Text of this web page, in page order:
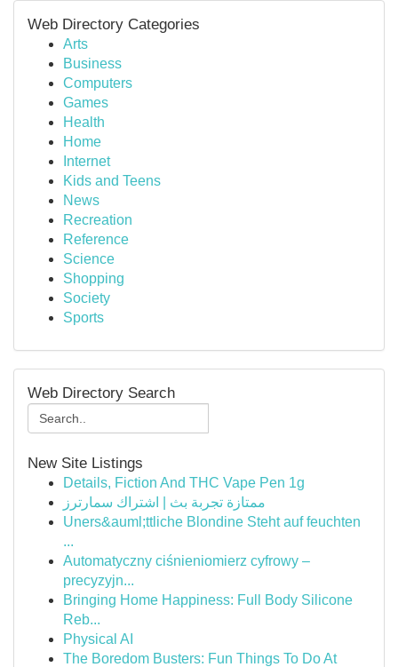
Web Directory Categories
Arts
Business
Computers
Games
Health
Home
Internet
Kids and Teens
News
Recreation
Reference
Science
Shopping
Society
Sports
Web Directory Search
New Site Listings
Details, Fiction And THC Vape Pen 1g
ممتازة تجربة بث | اشتراك سمارترز
Uners&auml;ttliche Blondine Steht auf feuchten
...
Automatyczny ciśnieniomierz cyfrowy –
precyzyjn...
Bringing Home Happiness: Full Body Silicone
Reb...
Physical AI
The Boredom Busters: Fun Things To Do At